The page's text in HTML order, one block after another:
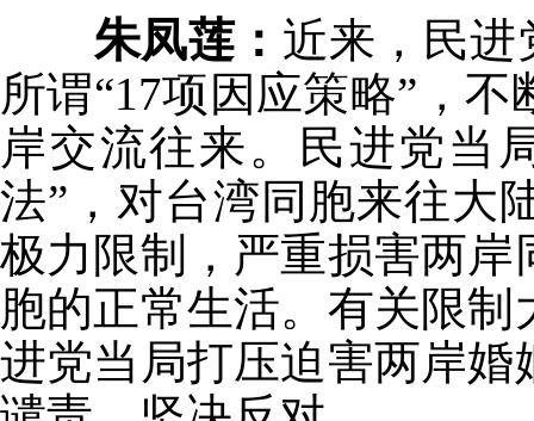
朱凤莲： 近来，民进
所谓“17项因应策略”，
岸交流往来。民进党当
法”，对台湾同胞来往大
极力限制，严重损害两
胞的正常生活。有关限
进党当局打压迫害两岸